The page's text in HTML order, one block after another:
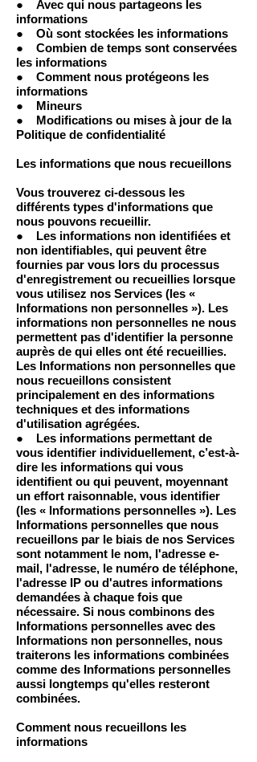
● Avec qui nous partageons les
informations
● Où sont stockées les informations
● Combien de temps sont conservées
les informations
● Comment nous protégeons les
informations
● Mineurs
● Modifications ou mises à jour de la
Politique de confidentialité
Les informations que nous recueillons
Vous trouverez ci-dessous les
différents types d'informations que
nous pouvons recueillir.
● Les informations non identifiées et
non identifiables, qui peuvent être
fournies par vous lors du processus
d'enregistrement ou recueillies lorsque
vous utilisez nos Services (les «
Informations non personnelles »). Les
informations non personnelles ne nous
permettent pas d'identifier la personne
auprès de qui elles ont été recueillies.
Les Informations non personnelles que
nous recueillons consistent
principalement en des informations
techniques et des informations
d'utilisation agrégées.
● Les informations permettant de
vous identifier individuellement, c’est-à-
dire les informations qui vous
identifient ou qui peuvent, moyennant
un effort raisonnable, vous identifier
(les « Informations personnelles »). Les
Informations personnelles que nous
recueillons par le biais de nos Services
sont notamment le nom, l'adresse e-
mail, l'adresse, le numéro de téléphone,
l'adresse IP ou d'autres informations
demandées à chaque fois que
nécessaire. Si nous combinons des
Informations personnelles avec des
Informations non personnelles, nous
traiterons les informations combinées
comme des Informations personnelles
aussi longtemps qu'elles resteront
combinées.
Comment nous recueillons les
informations